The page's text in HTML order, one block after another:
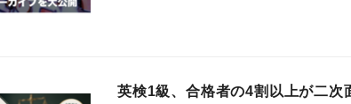
英検1級、合格者の4割以上が二